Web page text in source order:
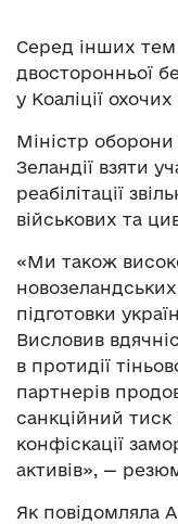
Серед інших тем
двосторонньої
у Коаліції
Міністр оборони
Зеландії взяти
реабілітації
військових та
«Ми також
підготовки
Висловив
в протидії
партнерів
санкційний тиск
конфіскації
активів», —
Як повідомляла